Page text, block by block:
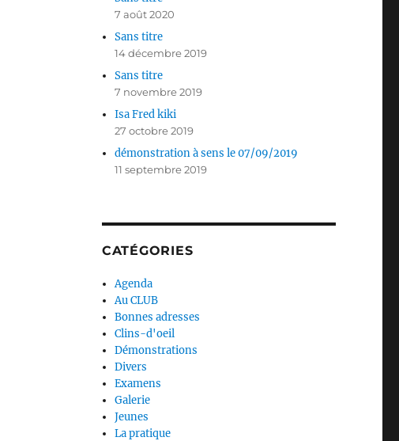
7 août 2020
Sans titre
14 décembre 2019
Sans titre
7 novembre 2019
Isa Fred kiki
27 octobre 2019
démonstration à sens le 07/09/2019
11 septembre 2019
CATÉGORIES
Agenda
Au CLUB
Bonnes adresses
Clins-d'oeil
Démonstrations
Divers
Examens
Galerie
Jeunes
La pratique